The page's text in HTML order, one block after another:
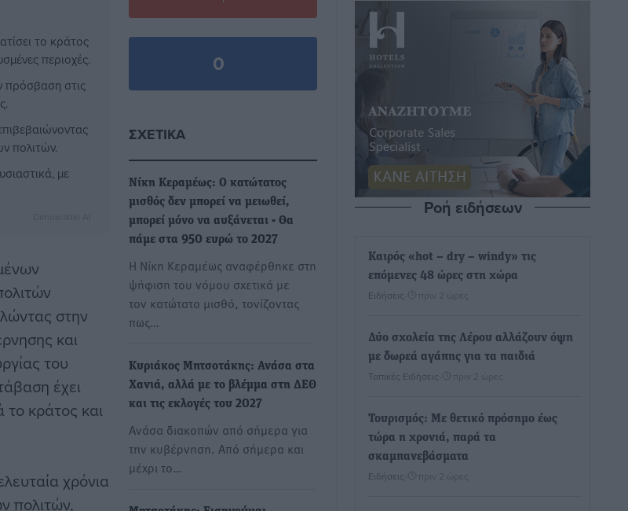
το κράτος
περιοχές.
πρόσβαση στις
πολιτών.
με
στην
και
του
έχει
το κράτος και
χρόνια
πολιτών,
0
ΣΧΕΤΙΚΆ
Νίκη Κεραμέως: Ο κατώτατος
μισθός δεν μπορεί να μειωθεί,
μπορεί μόνο να αυξάνεται - Θα
πάμε στα 950 ευρώ το 2027
Η Νίκη Κεραμέως αναφέρθηκε στη
ψήφιση του νόμου σχετικά με
τον κατώτατο μισθό, τονίζοντας
πως…
Κυριάκος Μητσοτάκης: Ανάσα στα
Χανιά, αλλά με το βλέμμα στη ΔΕΘ
και τις εκλογές του 2027
Ανάσα διακοπών από σήμερα για
την κυβέρνηση. Από σήμερα και
μέχρι το…
Ροή ειδήσεων
Καιρός «hot – dry – windy» τις
επόμενες 48 ώρες στη χώρα
Ειδήσεις πριν 2 ώρες
Δύο σχολεία της Λέρου αλλάζουν όψη
με δωρεά αγάπης για τα παιδιά
Τοπικές Ειδήσεις πριν 2 ώρες
Τουρισμός: Με θετικό πρόσημο έως
τώρα η χρονιά, παρά τα
σκαμπανεβάσματα
Ειδήσεις πριν 2 ώρες